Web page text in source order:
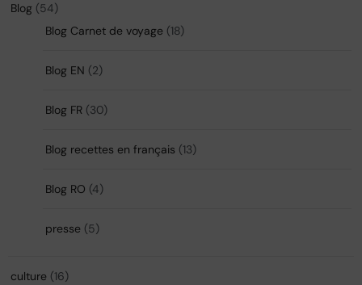
Blog (54)
Blog Carnet de voyage (18)
Blog EN (2)
Blog FR (30)
Blog recettes en français (13)
Blog RO (4)
presse (5)
culture (16)